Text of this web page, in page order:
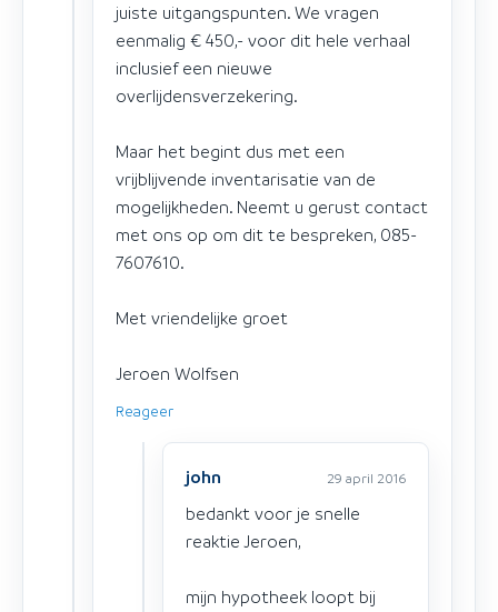
juiste uitgangspunten. We vragen
eenmalig € 450,- voor dit hele verhaal
inclusief een nieuwe
overlijdensverzekering.
Maar het begint dus met een
vrijblijvende inventarisatie van de
mogelijkheden. Neemt u gerust contact
met ons op om dit te bespreken, 085-
7607610.
Met vriendelijke groet
Jeroen Wolfsen
Reageer
john 29 april 2016
bedankt voor je snelle
reaktie Jeroen,
mijn hypotheek loopt bij